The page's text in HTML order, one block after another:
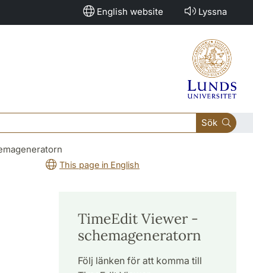
English website Lyssna
Sök
This page in English
TimeEdit Viewer -
schemageneratorn
Följ länken för att komma till